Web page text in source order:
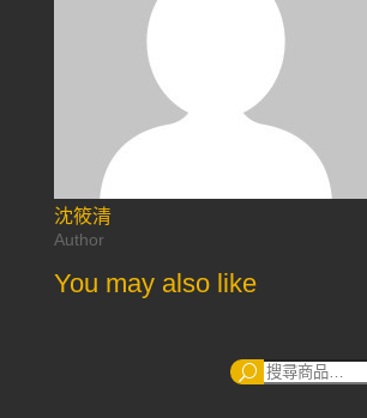
沈筱清
Author
You may also like